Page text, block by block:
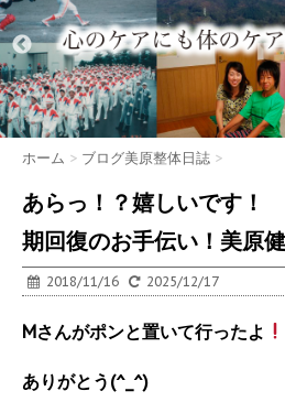
ホーム > ブログ美原整体日誌 >
あらっ！？嬉しいです！
期回復のお手伝い！美原健
2018/11/16 2025/12/17
Mさんがポンと置いて行ったよ
ありがとう(^_^)